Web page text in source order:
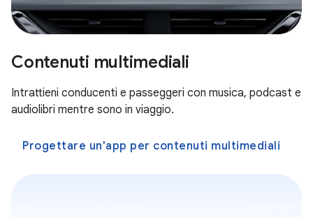
Contenuti multimediali
Intrattieni conducenti e passeggeri con musica, podcast e
audiolibri mentre sono in viaggio.
Progettare un'app per contenuti multimediali